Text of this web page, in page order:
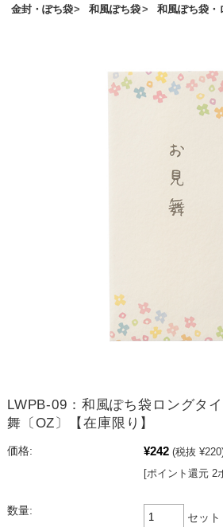
金封・ぽち袋
和風ぽち袋 和風ぽち袋・
LWPB-09：和風ぽち袋ロングタ
舞〔OZ〕【在庫限り】
価格: ¥242 (税抜
[ポイント還元 2
数量:
セット